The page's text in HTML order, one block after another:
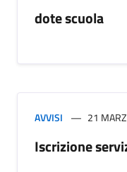
dote scuola
AVVISI 21
Iscrizione